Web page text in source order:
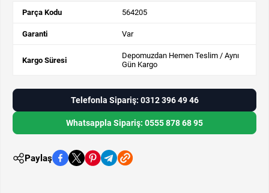
Parça Kodu 564205
Garanti Var
Kargo Süresi
Depomuzdan Hemen Teslim / Aynı
Gün Kargo
Telefonla Sipariş: 0312 396 49 46
Whatsappla Sipariş: 0555 878 68 95
Paylaş